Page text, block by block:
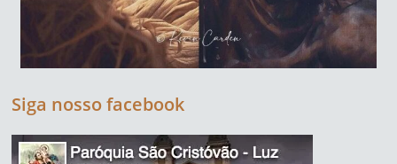
Siga nosso facebook